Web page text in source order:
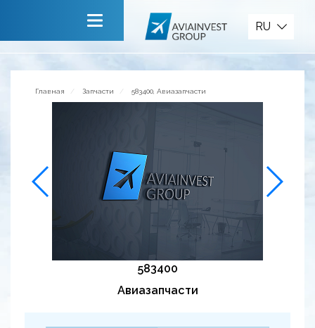
Сервисы
Обратная связь
RU
Главная Запчасти 583400, Авиазапчасти
583400
Авиазапчасти